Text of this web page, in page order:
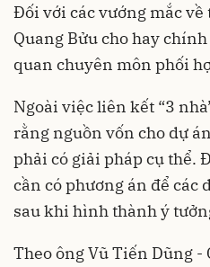
Đối với các vướng mắc về
Quang Bửu cho hay
quan chuyên môn phối
Ngoài việc liên kết “3
rằng nguồn vốn cho dự
phải có giải pháp cụ thể.
cần có phương án để các
sau khi hình thành ý
Theo ông Vũ Tiến Dũng -